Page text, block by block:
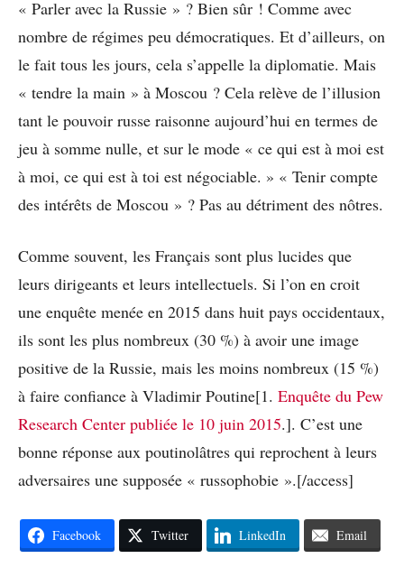
« Parler avec la Russie » ? Bien sûr ! Comme avec
nombre de régimes peu démocratiques. Et d’ailleurs, on
le fait tous les jours, cela s’appelle la diplomatie. Mais
« tendre la main » à Moscou ? Cela relève de l’illusion
tant le pouvoir russe raisonne aujourd’hui en termes de
jeu à somme nulle, et sur le mode « ce qui est à moi est
à moi, ce qui est à toi est négociable. » « Tenir compte
des intérêts de Moscou » ? Pas au détriment des nôtres.
Comme souvent, les Français sont plus lucides que
leurs dirigeants et leurs intellectuels. Si l’on en croit
une enquête menée en 2015 dans huit pays occidentaux,
ils sont les plus nombreux (30 %) à avoir une image
positive de la Russie, mais les moins nombreux (15 %)
à faire confiance à Vladimir Poutine[1. Enquête du Pew
Research Center publiée le 10 juin 2015.]. C’est une
bonne réponse aux poutinolâtres qui reprochent à leurs
adversaires une supposée « russophobie ».[/access]
Facebook Twitter LinkedIn Email